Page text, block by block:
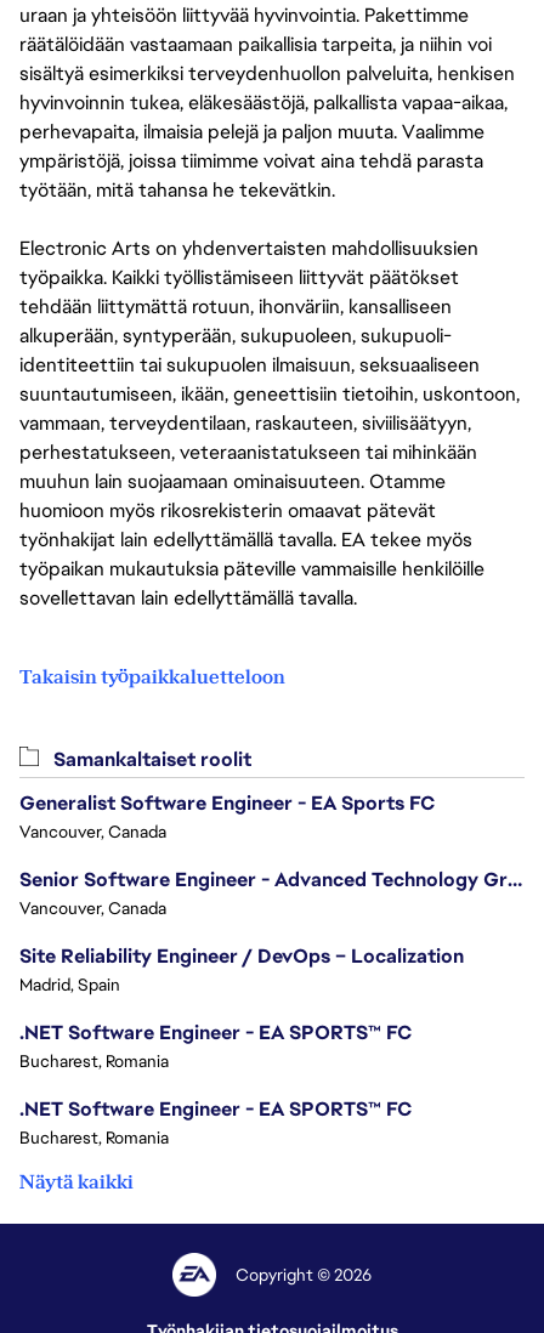
uraan ja yhteisöön liittyvää hyvinvointia. Pakettimme
räätälöidään vastaamaan paikallisia tarpeita, ja niihin voi
sisältyä esimerkiksi terveydenhuollon palveluita, henkisen
hyvinvoinnin tukea, eläkesäästöjä, palkallista vapaa-aikaa,
perhevapaita, ilmaisia pelejä ja paljon muuta. Vaalimme
ympäristöjä, joissa tiimimme voivat aina tehdä parasta
työtään, mitä tahansa he tekevätkin.
Electronic Arts on yhdenvertaisten mahdollisuuksien
työpaikka. Kaikki työllistämiseen liittyvät päätökset
tehdään liittymättä rotuun, ihonväriin, kansalliseen
alkuperään, syntyperään, sukupuoleen, sukupuoli-
identiteettiin tai sukupuolen ilmaisuun, seksuaaliseen
suuntautumiseen, ikään, geneettisiin tietoihin, uskontoon,
vammaan, terveydentilaan, raskauteen, siviilisäätyyn,
perhestatukseen, veteraanistatukseen tai mihinkään
muuhun lain suojaamaan ominaisuuteen. Otamme
huomioon myös rikosrekisterin omaavat pätevät
työnhakijat lain edellyttämällä tavalla. EA tekee myös
työpaikan mukautuksia päteville vammaisille henkilöille
sovellettavan lain edellyttämällä tavalla.
Takaisin työpaikkaluetteloon
Samankaltaiset roolit
Generalist Software Engineer - EA Sports FC
Vancouver, Canada
Senior Software Engineer - Advanced Technology Group
Vancouver, Canada
Site Reliability Engineer / DevOps – Localization
Madrid, Spain
.NET Software Engineer - EA SPORTS™ FC
Bucharest, Romania
.NET Software Engineer - EA SPORTS™ FC
Bucharest, Romania
Näytä kaikki
Copyright © 2026